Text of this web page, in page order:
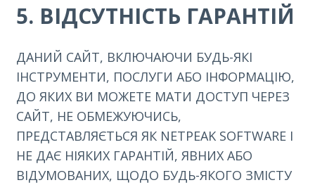
5. ВІДСУТНІСТЬ ГАРАНТІЙ
ДАНИЙ САЙТ, ВКЛЮЧАЮЧИ БУДЬ-ЯКІ
ІНСТРУМЕНТИ, ПОСЛУГИ АБО ІНФОРМАЦІЮ,
ДО ЯКИХ ВИ МОЖЕТЕ МАТИ ДОСТУП ЧЕРЕЗ
САЙТ, НЕ ОБМЕЖУЮЧИСЬ,
ПРЕДСТАВЛЯЄТЬСЯ ЯК NETPEAK SOFTWARE І
НЕ ДАЄ НІЯКИХ ГАРАНТІЙ, ЯВНИХ АБО
ВІДУМОВАНИХ, ЩОДО БУДЬ-ЯКОГО ЗМІСТУ